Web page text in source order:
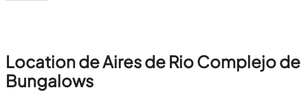
Location de Aires de Rio Complejo de
Bungalows